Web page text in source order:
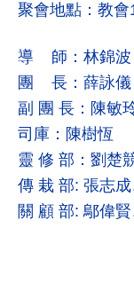
聚會地點：教
導 師：林錦波
團 長：薛詠儀
副 團 長：陳敏
司庫：陳樹恆
靈 修 部：劉楚
傳 栽 部: 張志
關 顧 部: 鄔偉